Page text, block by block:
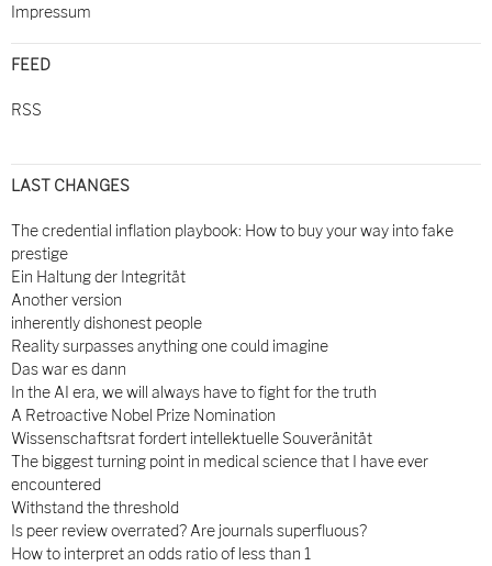
Impressum
FEED
RSS
LAST CHANGES
The credential inflation playbook: How to buy your way into fake
prestige
Ein Haltung der Integrität
Another version
inherently dishonest people
Reality surpasses anything one could imagine
Das war es dann
In the AI era, we will always have to fight for the truth
A Retroactive Nobel Prize Nomination
Wissenschaftsrat fordert intellektuelle Souveränität
The biggest turning point in medical science that I have ever
encountered
Withstand the threshold
Is peer review overrated? Are journals superfluous?
How to interpret an odds ratio of less than 1